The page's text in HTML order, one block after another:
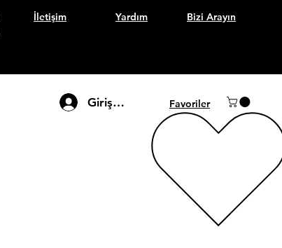
İletişim Yardım Bizi Arayın
Giriş Yap Favoriler